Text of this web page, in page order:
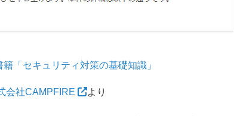
「セキュリティ対策の基礎知識」
会社CAMPFIRE より